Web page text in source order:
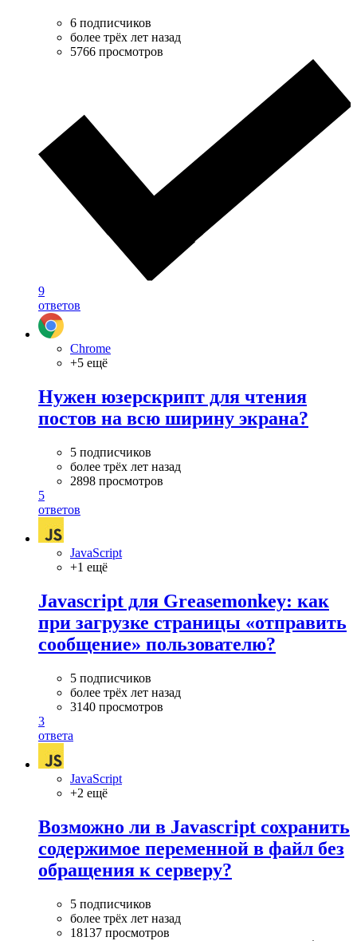
6 подписчиков
более трёх лет назад
5766 просмотров
9
ответов
Chrome
+5 ещё
Нужен юзерскрипт для чтения
постов на всю ширину экрана?
5 подписчиков
более трёх лет назад
2898 просмотров
5
ответов
JavaScript
+1 ещё
Javascript для Greasemonkey: как
при загрузке страницы «отправить
сообщение» пользователю?
5 подписчиков
более трёх лет назад
3140 просмотров
3
ответа
JavaScript
+2 ещё
Возможно ли в Javascript сохранить
содержимое переменной в файл без
обращения к серверу?
5 подписчиков
более трёх лет назад
18137 просмотров